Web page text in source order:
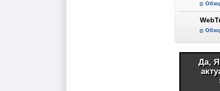
Да,